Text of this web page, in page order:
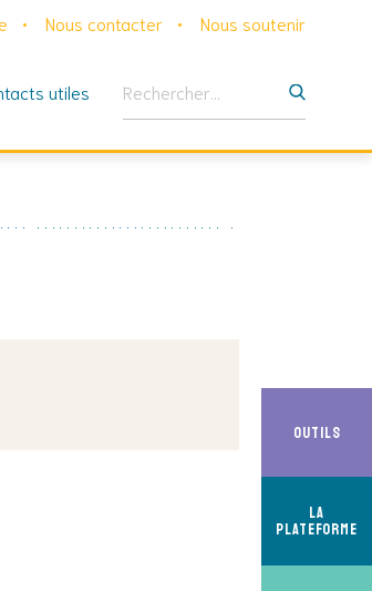
Nous contacter Nous soutenir
utiles
Outils
La
Plateforme